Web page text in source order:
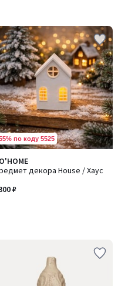
по коду 5525
декора House / Хаус
₽